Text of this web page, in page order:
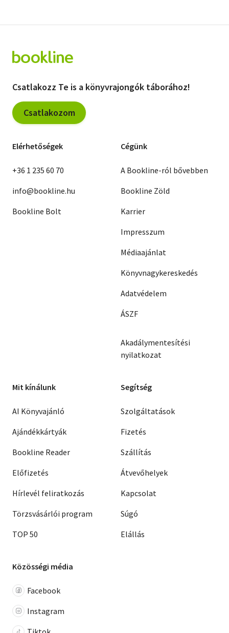
Csatlakozz Te is a könyvrajongók táborához!
Csatlakozom
Elérhetőségek
+36 1 235 60 70
info@bookline.hu
Bookline Bolt
Cégünk
A Bookline-ról bővebben
Bookline Zöld
Karrier
Impresszum
Médiaajánlat
Könyvnagykereskedés
Adatvédelem
ÁSZF
Akadálymentesítési
nyilatkozat
Mit kínálunk
AI Könyvajánló
Ajándékkártyák
Bookline Reader
Előfizetés
Hírlevél feliratkozás
Törzsvásárlói program
TOP 50
Segítség
Szolgáltatások
Fizetés
Szállítás
Átvevőhelyek
Kapcsolat
Súgó
Elállás
Közösségi média
Facebook
Instagram